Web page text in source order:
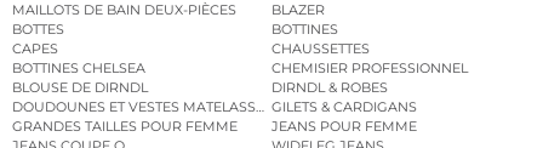
MAILLOTS DE BAIN DEUX-PIÈCES
BLAZER
BOTTES
BOTTINES
CAPES
CHAUSSETTES
BOTTINES CHELSEA
CHEMISIER PROFESSIONNEL
BLOUSE DE DIRNDL
DIRNDL & ROBES
DOUDOUNES ET VESTES MATELASSÉESGILETS & CARDIGANS
GRANDES TAILLES POUR FEMME
JEANS POUR FEMME